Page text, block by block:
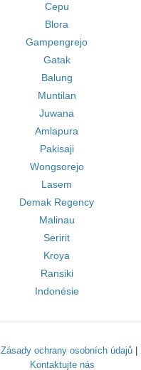
Cepu
Blora
Gampengrejo
Gatak
Balung
Muntilan
Juwana
Amlapura
Pakisaji
Wongsorejo
Lasem
Demak Regency
Malinau
Seririt
Kroya
Ransiki
Indonésie
Zásady ochrany osobních údajů
Kontaktujte nás